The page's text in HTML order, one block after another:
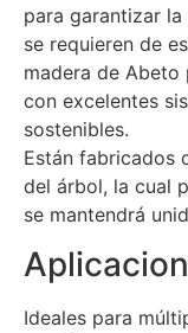
para garantizar
se requieren de
madera de
con excelentes
sostenibles.
Están fabricados
del árbol, la cual
se mantendrá
Ideales para